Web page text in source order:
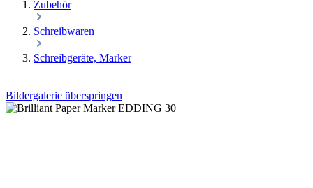
Zubehör
Schreibwaren
Schreibgeräte, Marker
Bildergalerie überspringen